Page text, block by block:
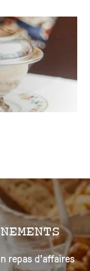
repas d’affaires